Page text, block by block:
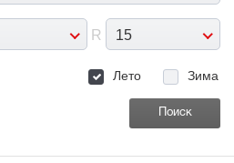
R 15
Лето Зима